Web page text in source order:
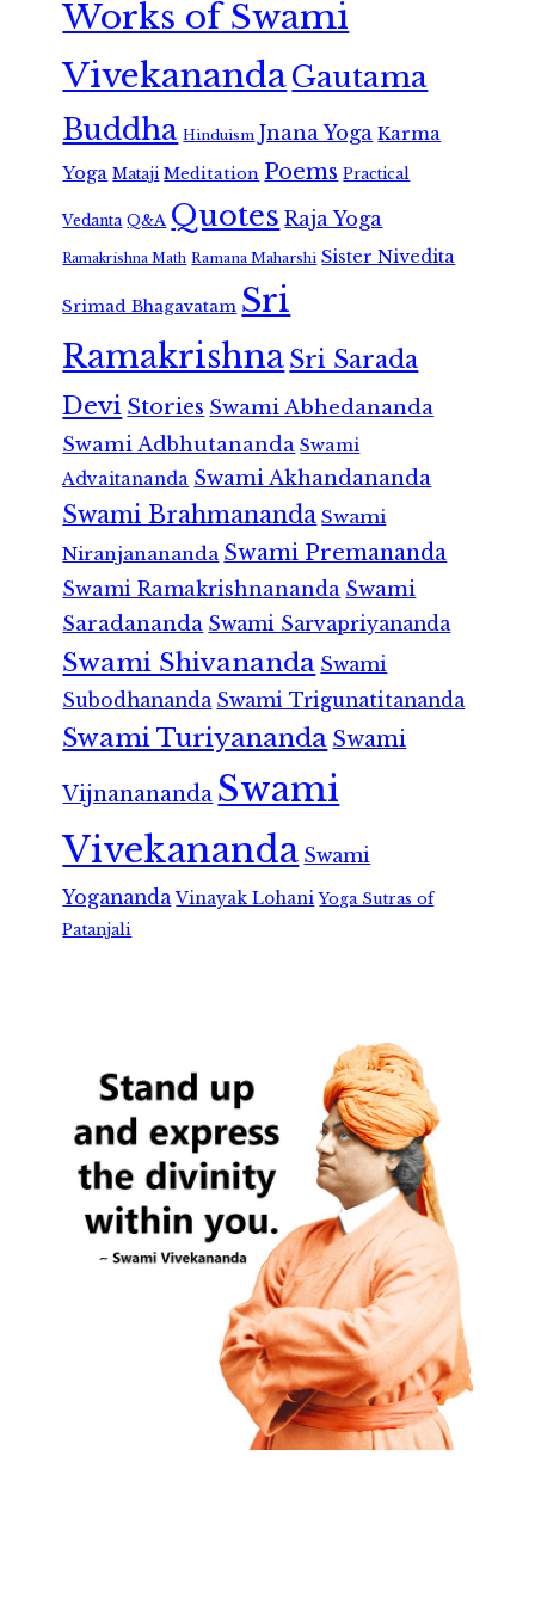
Works of Swami
VivekanandaGautama
Buddha Hinduism Jnana Yoga Karma
Yoga Mataji Meditation Poems Practical
Vedanta Q&A Quotes Raja Yoga
Ramakrishna Math Ramana Maharshi Sister Nivedita
Srimad Bhagavatam Sri
RamakrishnaSri Sarada
Devi Stories Swami Abhedananda
Swami Adbhutananda Swami
Advaitananda Swami Akhandananda
Swami Brahmananda Swami
Niranjanananda Swami Premananda
Swami Ramakrishnananda Swami
Saradananda Swami Sarvapriyananda
Swami Shivananda Swami
Subodhananda Swami Trigunatitananda
Swami Turiyananda Swami
Vijnanananda Swami
Vivekananda Swami
Yogananda Vinayak Lohani Yoga Sutras of
Patanjali